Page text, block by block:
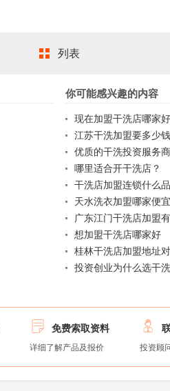
列表
你可能感兴趣的内容
现在加盟干洗店哪家好
江苏干洗加盟要多少
优质的干洗投资服务
哪里适合开干洗店？
干洗店加盟连锁什么
天水洗衣加盟哪家便
广东江门干洗店加盟
想加盟干洗店哪家好
桂林干洗店加盟地址
投资创业为什么选干
 免费索取资料
详细了解产品及报价

投资顾